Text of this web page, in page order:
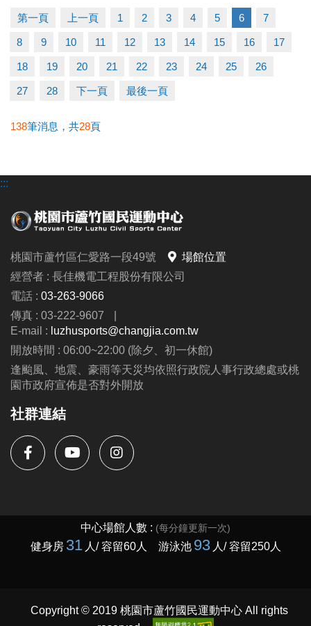
▶ 有氧、瑜珈、飛輪需年滿15歲；懸吊、空瑜需年滿
18歲。
▶ 若因人數不足無法開班，將於開課前通知，並請持
原信用卡、繳費憑證及發票至本中心辦理退費。
-洽詢專線：03-2639066 #112
-FB : 桃園市蘆竹國民運動中心
第一頁 上一頁 1 2 3 4 5 6 7
8 9 10 11 12 13 14 15 16 17
18 19 20 21 22 23 24 25 26
27 28 下一頁 最後一頁
138筆消息，共28頁
:::
桃園市蘆竹區仁愛路一段49號
場館位置
經營者 : 長佳機電工程股份有限公司
電話 : 03-263-9066
傳真 : 03-222-9607
|
E-mail : luzhusports@changjia.com.tw
開放時間 : 06:00~22:00 (除夕、初一休館)
逢颱風、地震、豪雨等天災均依照行政院人事行政總處或桃
園市政府宣佈是否對外開放
社群連結
Copyright © 2019 桃園市蘆竹國民運動中心 All rights